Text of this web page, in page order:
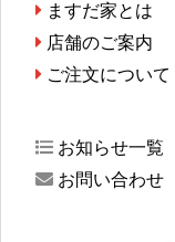
ますだ家とは
店舗のご案内
ご注文について
お知らせ一覧
お問い合わせ